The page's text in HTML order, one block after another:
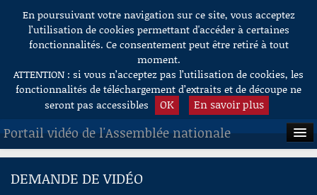
Aller au contenu
En poursuivant votre navigation sur ce site, vous acceptez
l’utilisation de cookies permettant d'accéder à certaines
fonctionnalités. Ce consentement peut être retiré à tout
moment.
ATTENTION : si vous n’acceptez pas l’utilisation de cookies, les
fonctionnalités de téléchargement d’extraits et de découpe ne
seront pas accessibles
OK En savoir plus
Portail vidéo de l'Assemblée nationale
ACCUEIL
DEMANDE DE VIDÉO